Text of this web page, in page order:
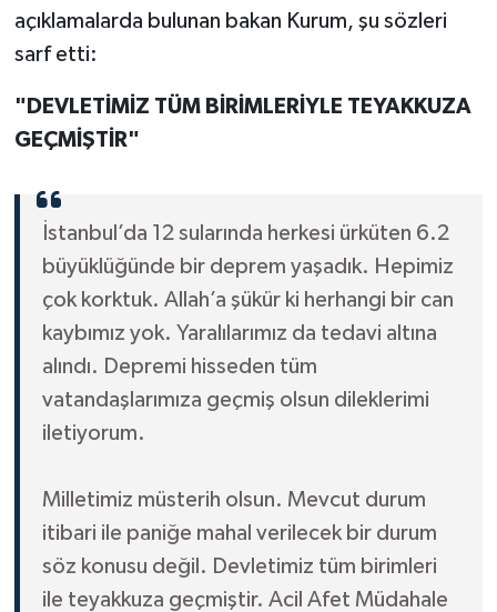
açıklamalarda bulunan bakan Kurum, şu sözleri
sarf etti:
"DEVLETİMİZ TÜM BİRİMLERİYLE TEYAKKUZA
GEÇMİŞTİR"
İstanbul’da 12 sularında herkesi ürküten 6.2
büyüklüğünde bir deprem yaşadık. Hepimiz
çok korktuk. Allah’a şükür ki herhangi bir can
kaybımız yok. Yaralılarımız da tedavi altına
alındı. Depremi hisseden tüm
vatandaşlarımıza geçmiş olsun dileklerimi
iletiyorum.
Milletimiz müsterih olsun. Mevcut durum
itibari ile paniğe mahal verilecek bir durum
söz konusu değil. Devletimiz tüm birimleri
ile teyakkuza geçmiştir. Acil Afet Müdahale